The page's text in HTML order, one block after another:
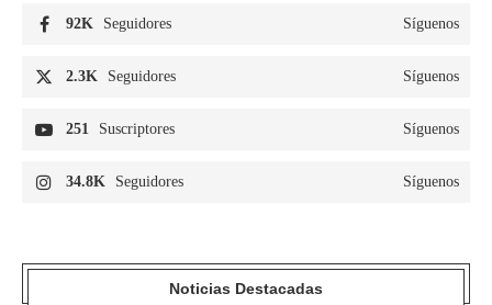
92K Seguidores Síguenos
2.3K Seguidores Síguenos
251 Suscriptores Síguenos
34.8K Seguidores Síguenos
Noticias Destacadas